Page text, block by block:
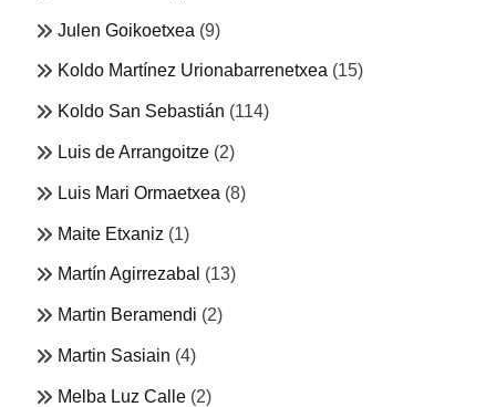
Julen Goikoetxea (9)
Koldo Martínez Urionabarrenetxea (15)
Koldo San Sebastián (114)
Luis de Arrangoitze (2)
Luis Mari Ormaetxea (8)
Maite Etxaniz (1)
Martín Agirrezabal (13)
Martin Beramendi (2)
Martin Sasiain (4)
Melba Luz Calle (2)